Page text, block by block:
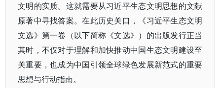
文明的实质。这就需要从习近平生态文明思想的文献
原著中寻找答案。在此历史关口，《习近平生态文明
文选》第一卷（以下简称《文选》）的出版发行正当
其时，不仅对于理解和加快推动中国生态文明建设至
关重要，也成为中国引领全球绿色发展新范式的重要
思想与行动指南。